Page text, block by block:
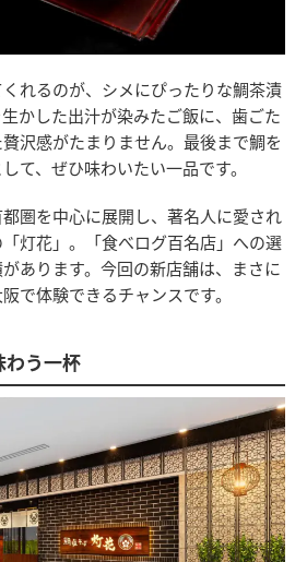
れるのが、シメにぴったりな鯛茶漬
かした出汁が染みたご飯に、歯ごた
沢感がたまりません。最後まで鯛を
て、ぜひ味わいたい一品です。
圏を中心に展開し、著名人に愛され
灯花」。「食べログ百名店」への選
あります。今回の新店舗は、まさに
で体験できるチャンスです。
わう一杯